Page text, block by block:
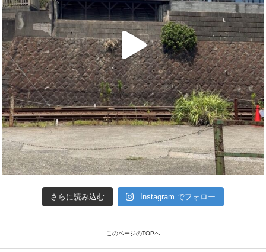
さらに読み込む Instagram でフォロー
このページのTOPへ